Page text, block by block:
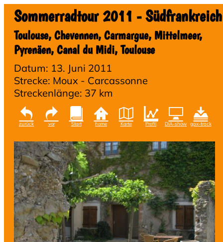
Sommerradtour 2011 - Südfrankreich
Toulouse, Chevennen, Carmargue, Mittelmeer,
Pyrenäen, Canal du Midi, Toulouse
Datum: 13. Juni 2011
Strecke: Moux - Carcassonne
Streckenlänge: 37 km
zurück vor Start home Karte Profil DIA-show gpx-track